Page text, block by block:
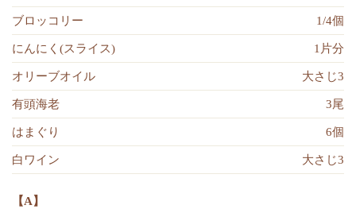
ブロッコリー 1/4個
にんにく(スライス) 1片分
オリーブオイル 大さじ3
有頭海老 3尾
はまぐり 6個
白ワイン 大さじ3
【A】